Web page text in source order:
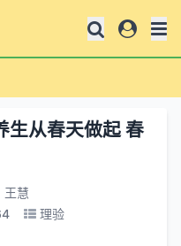
生从春天做起 春
王慧
理验